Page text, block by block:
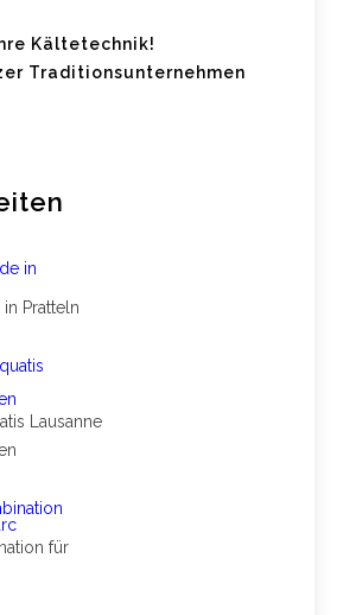
Kältetechnik!
Traditionsunternehmen
Pratteln
Lausanne
für